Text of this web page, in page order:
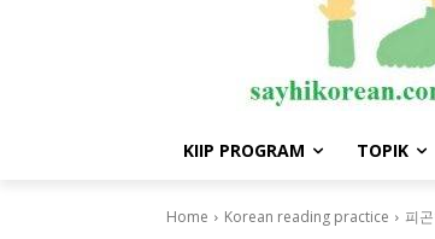
KIIP PROGRAM TOPIK
Home Korean reading practice 피